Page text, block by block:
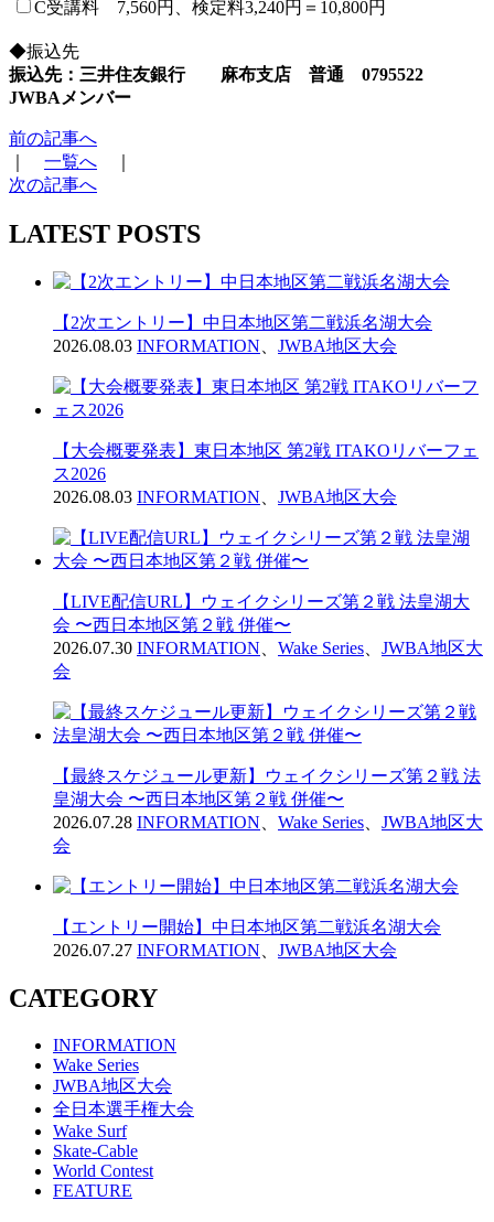
C受講料 7,560円、検定料3,240円＝10,800円
◆振込先
振込先：三井住友銀行 麻布支店 普通 0795522
JWBAメンバー
前の記事へ
一覧へ
次の記事へ
LATEST POSTS
【2次エントリー】中日本地区第二戦浜名湖大会
2026.08.03 INFORMATION JWBA地区大会
【大会概要発表】東日本地区 第2戦 ITAKOリバーフェ
ス2026
2026.08.03 INFORMATION JWBA地区大会
【LIVE配信URL】ウェイクシリーズ第２戦 法皇湖大
会 〜西日本地区第２戦 併催〜
2026.07.30 INFORMATION Wake Series
JWBA地区大
会
【最終スケジュール更新】ウェイクシリーズ第２戦 法
皇湖大会 〜西日本地区第２戦 併催〜
2026.07.28 INFORMATION Wake Series
JWBA地区大
会
【エントリー開始】中日本地区第二戦浜名湖大会
2026.07.27 INFORMATION JWBA地区大会
CATEGORY
INFORMATION
Wake Series
JWBA地区大会
全日本選手権大会
Wake Surf
Skate-Cable
World Contest
FEATURE